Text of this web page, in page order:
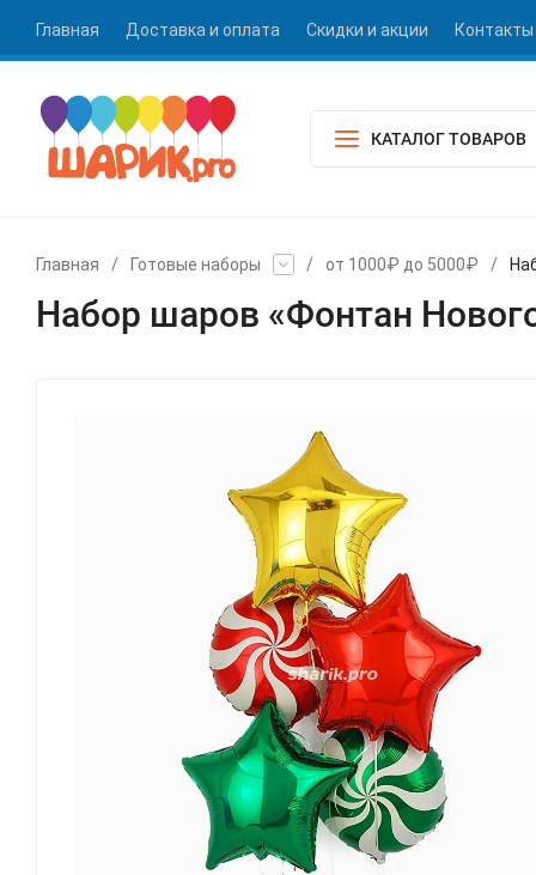
Главная Доставка и оплата Скидки и акции Контакты
КАТАЛОГ ТОВАРОВ
Главная / Готовые наборы / от 1000₽ до 5000₽ /
Набор шаров «Фонтан